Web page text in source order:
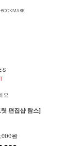
요
편집샵 람스]
원